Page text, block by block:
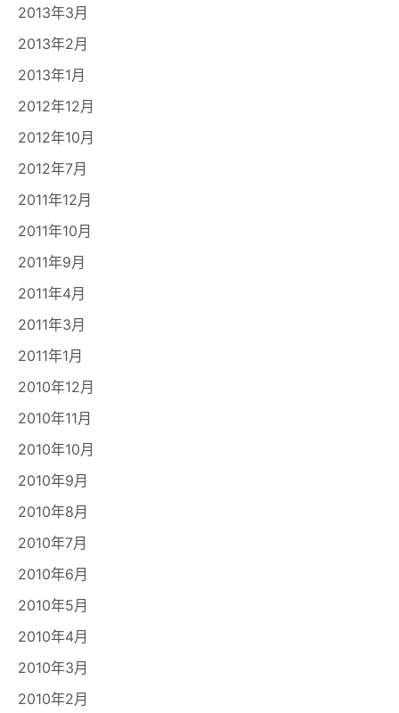
2013年3月
2013年2月
2013年1月
2012年12月
2012年10月
2012年7月
2011年12月
2011年10月
2011年9月
2011年4月
2011年3月
2011年1月
2010年12月
2010年11月
2010年10月
2010年9月
2010年8月
2010年7月
2010年6月
2010年5月
2010年4月
2010年3月
2010年2月